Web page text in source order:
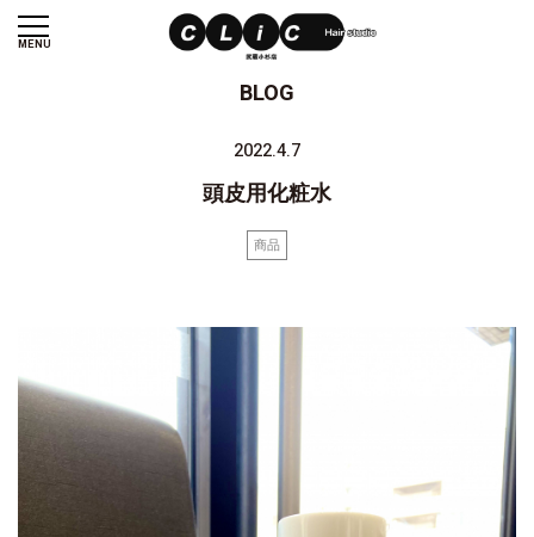
MENU
BLOG
2022.4.7
頭皮用化粧水
商品